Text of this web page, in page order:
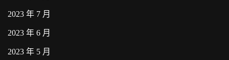
2023 年 7 月
2023 年 6 月
2023 年 5 月